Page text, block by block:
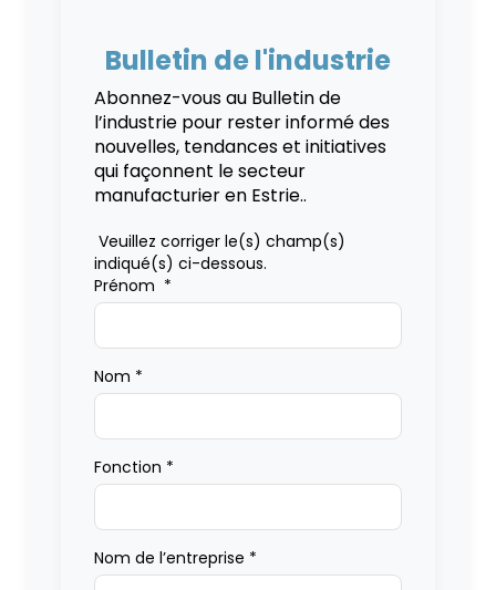
Bulletin de l'industrie
Abonnez-vous au Bulletin de
l’industrie pour rester informé des
nouvelles, tendances et initiatives
qui façonnent le secteur
manufacturier en Estrie..
Veuillez corriger le(s) champ(s)
indiqué(s) ci-dessous.
Prénom *
Nom *
Fonction *
Nom de l’entreprise *